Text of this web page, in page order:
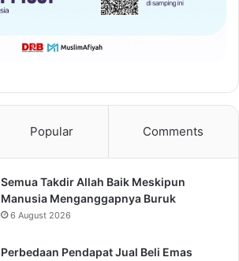
Popular Comments
Semua Takdir Allah Baik Meskipun
Manusia Menganggapnya Buruk
6 August 2026
Perbedaan Pendapat Jual Beli Emas